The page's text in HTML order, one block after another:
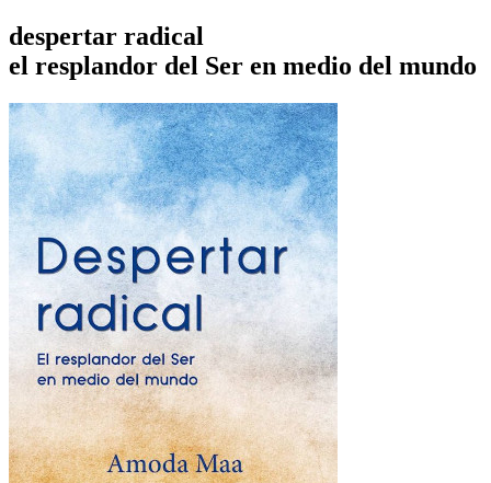
despertar radical
el resplandor del Ser en medio del mundo